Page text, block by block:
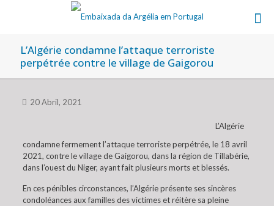
L’Algérie condamne l’attaque terroriste
perpétrée contre le village de Gaigorou
20 Abril, 2021
L’Algérie
condamne fermement l’attaque terroriste perpétrée, le 18 avril
2021, contre le village de Gaigorou, dans la région de Tillabérie,
dans l’ouest du Niger, ayant fait plusieurs morts et blessés.
En ces pénibles circonstances, l’Algérie présente ses sincères
condoléances aux familles des victimes et réitère sa pleine